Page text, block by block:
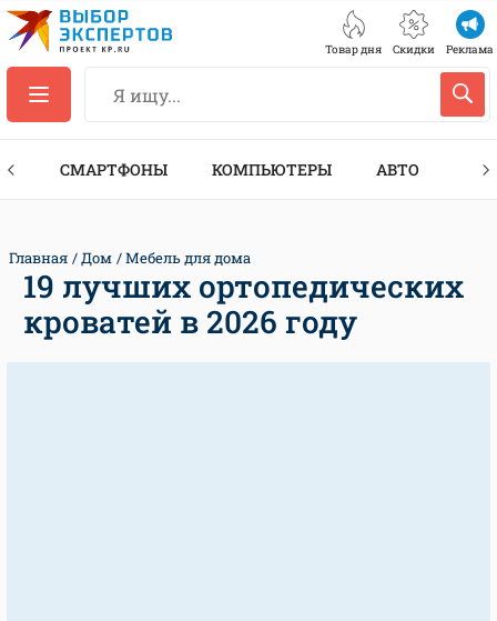
Товар дня Скидки Реклама
СМАРТФОНЫ КОМПЬЮТЕРЫ АВТО
Главная Дом Мебель для дома
19 лучших ортопедических
кроватей в 2026 году